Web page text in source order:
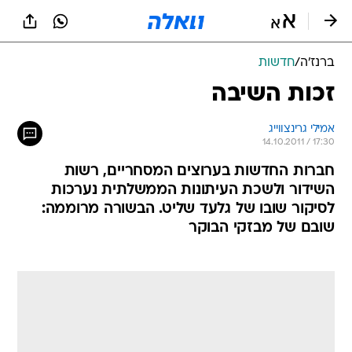
ברנז'ה/חדשות
זכות השיבה
אמילי גרינצווייג
14.10.2011 / 17:30
חברות החדשות בערוצים המסחריים, רשות
השידור ולשכת העיתונות הממשלתית נערכות
לסיקור שובו של גלעד שליט. הבשורה מרוממה:
שובם של מבזקי הבוקר